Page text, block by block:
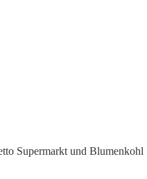
Supermarkt und Blumenkohl